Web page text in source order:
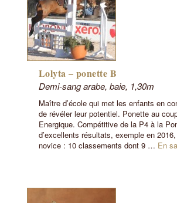
Lolyta – ponette B
Demi-sang arabe, baie, 1,30m
Maître d’école qui met les enfants en
de révéler leur potentiel. Ponette au
Energique. Compétitive de la P4 à la
d’excellents résultats, exemple en
novice : 10 classements dont 9 … En